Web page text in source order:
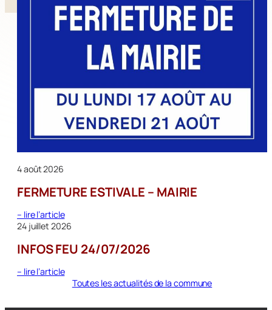
4 août 2026
FERMETURE ESTIVALE – MAIRIE
– lire l’article:
FERMETURE
–
24 juillet 2026
INFOS FEU 24/07/2026
– lire l’article:
INFOS
24/07/2026
Toutes les actualités de la commune